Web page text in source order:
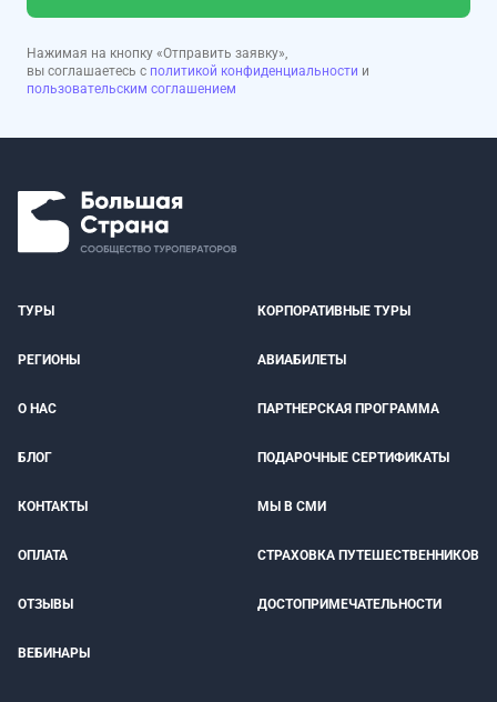
Нажимая на кнопку «Отправить заявку»,
вы соглашаетесь с политикой конфиденциальности и
пользовательским соглашением
ТУРЫ КОРПОРАТИВНЫЕ ТУРЫ
РЕГИОНЫ АВИАБИЛЕТЫ
О НАС ПАРТНЕРСКАЯ ПРОГРАММА
БЛОГ ПОДАРОЧНЫЕ СЕРТИФИКАТЫ
КОНТАКТЫ МЫ В СМИ
ОПЛАТА СТРАХОВКА ПУТЕШЕСТВЕННИКОВ
ОТЗЫВЫ ДОСТОПРИМЕЧАТЕЛЬНОСТИ
ВЕБИНАРЫ